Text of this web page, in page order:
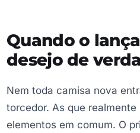
Quando o
desejo de
Nem toda camisa nova
torcedor. As que
elementos em comum. O